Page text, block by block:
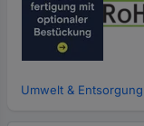
Umwelt &